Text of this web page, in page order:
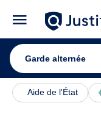
Aide de l'État